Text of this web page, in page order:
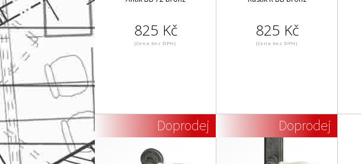
825 Kč
(Cena bez DPH)
825 Kč
(Cena bez DPH)
Doprodej Doprodej